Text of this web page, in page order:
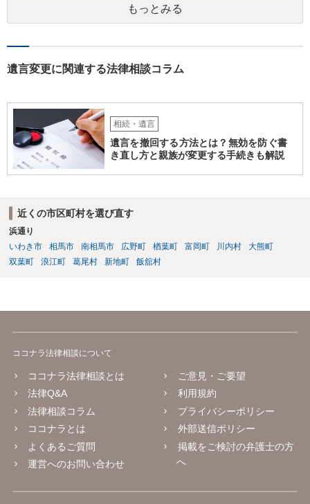
もっとみる
遺言変更に関連する法律相談コラム
相続・遺言
遺言を撤回する方法とは？無効を防ぐ書
き直し方と親族が変更する手続きも解説
近くの市区町村を選び直す
浜通り
いわき市
相馬市 南相馬市 広野町 楢葉町 富岡町 川内村
大熊町
双葉町
浪江町 葛尾村 新地町 飯舘村
ココナラ法律相談について
ココナラ法律相談とは
法律Q&A
法律相談コラム
ココナラとは
よくあるご質問
運営へのお問い合わせ
ご意見・ご要望
利用規約
プライバシーポリシー
外部送信ポリシー
掲載をご検討の弁護士の方
へ